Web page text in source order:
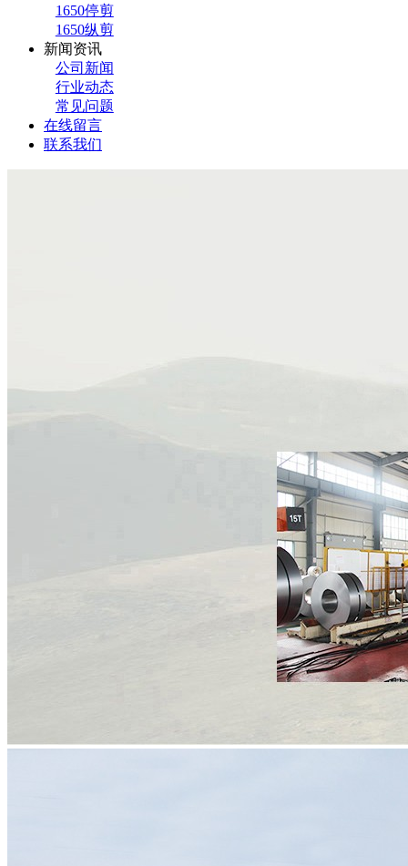
1650停剪
1650纵剪
新闻资讯
公司新闻
行业动态
常见问题
在线留言
联系我们